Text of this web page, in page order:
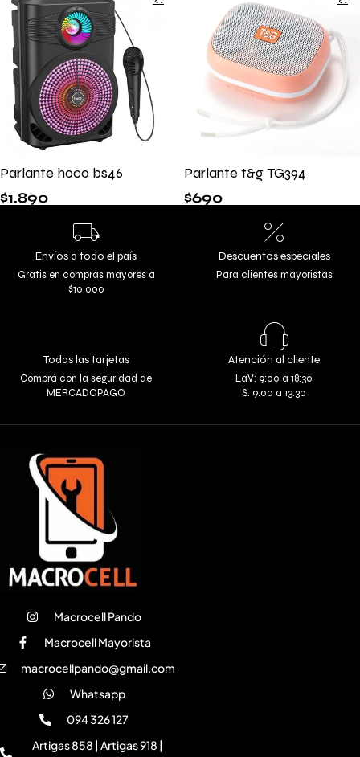
Parlante hoco bs46
$1.890
Parlante t&g TG394
$690
Envíos a todo el país
Gratis en compras mayores a
$10.000
Descuentos especiales
Para clientes mayoristas
Todas las tarjetas
Comprá con la seguridad de
MERCADOPAGO
Atención al cliente
LaV: 9:00 a 18:30
S: 9:00 a 13:30
Macrocell Pando
Macrocell Mayorista
macrocellpando@gmail.com
Whatsapp
094 326 127
Artigas 858 | Artigas 918 |